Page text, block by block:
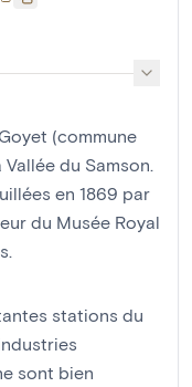
(commune
du Samson.
en 1869 par
du Musée Royal
stations du
sont bien